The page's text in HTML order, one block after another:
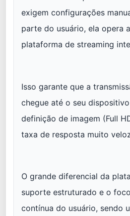
exigem configurações
parte do usuário, ela opera
plataforma de streaming
Isso garante que a
chegue até o seu
definição de imagem (Full
taxa de resposta muito
O grande diferencial da
suporte estruturado e o
contínua do usuário, sendo